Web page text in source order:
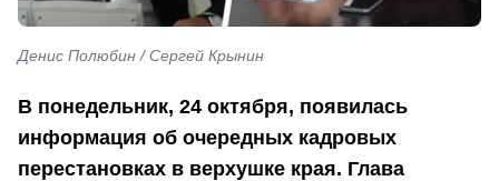
Денис Полюбин / Сергей Крынин
В понедельник, 24 октября, появилась
информация об очередных кадровых
перестановках в верхушке края. Глава